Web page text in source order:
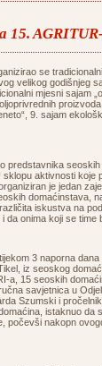
15.
se
velikog godišnjeg
mjesni sajam
9. sajam
predstavnika
aktivnosti
je jedan
domaćinstava,
iskustva na
onima koji se
3 naporna
iz seoskog
a, 15 seoskih
savjetnica u
Szumski i
istaknuo
počevši nakopn